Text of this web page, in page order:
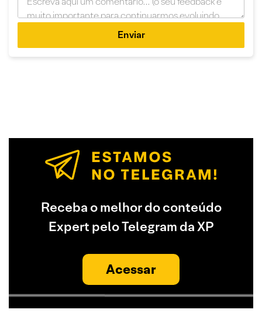
Enviar
Receba o melhor do conteúdo
Expert pelo Telegram da XP
Acessar